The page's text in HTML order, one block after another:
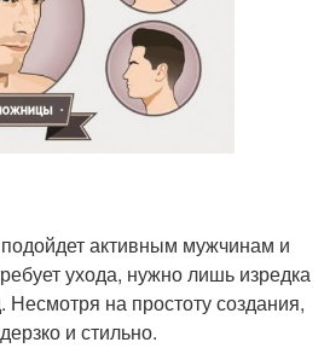
активным мужчинам и
ухода, нужно лишь изредка
Несмотря на простоту создания,
и стильно.